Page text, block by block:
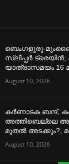
ബെംഗളൂരു-മുംബൈ
സ്ലീപ്പര്‍
യാത്രാസമയം 16
August 10, 2026
കര്‍ണാടക ബന്ദ്;
അത്തിബെല്ലെ
മുതല്‍ അടക്കും?,
August 10, 2026